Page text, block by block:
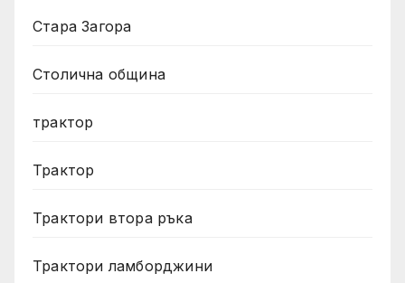
Стара Загора
Столична община
трактор
Трактор
Трактори втора ръка
Трактори ламборджини